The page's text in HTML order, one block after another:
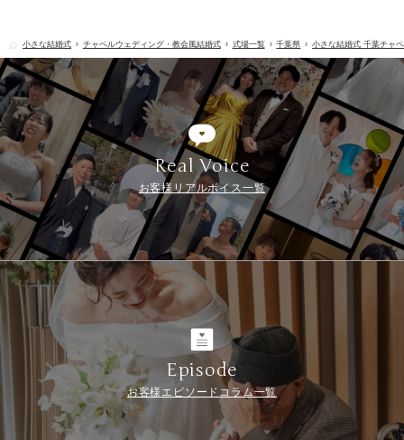
小さな結婚式 チャペルウェディング・教会風結婚式 式場一覧 千葉県 小さな結婚式 千葉チャ
Real Voice
お客様リアルボイス一覧
Episode
お客様エピソードコラム一覧